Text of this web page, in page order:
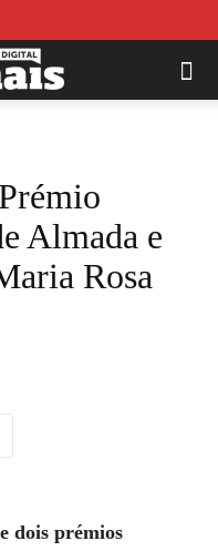
Almada e
Rosa
dois prémios